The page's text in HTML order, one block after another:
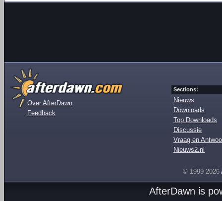
Over AfterDawn
Feedback
Sections:
Nieuws
Downloads
Top Downloads
Discussie
Vraag en
Nieuws2.nl
© 1999-2026
AfterDawn is